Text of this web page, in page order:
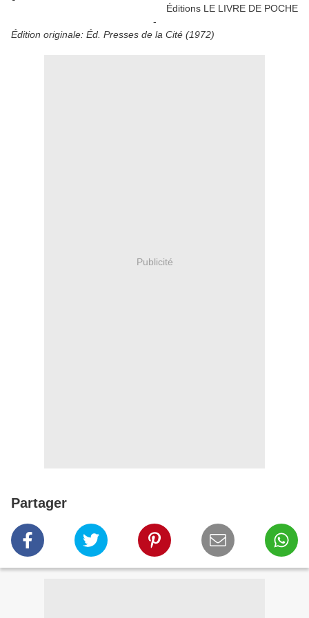
Éditions LE LIVRE DE POCHE
-
Édition originale: Éd. Presses de la Cité (1972)
Publicité
Partager